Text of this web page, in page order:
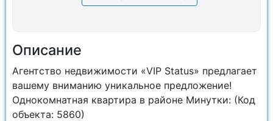
Описание
Агентство недвижимости «VIP Status» предлагает
вашему вниманию уникальное предложение!
Однокомнатная квартира в районе Минутки: (Код
объекта: 5860)